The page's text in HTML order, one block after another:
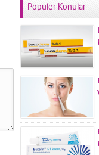
Popüler Konular